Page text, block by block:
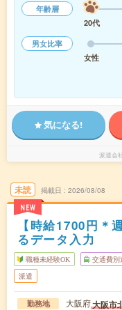
年齢層
20代
男女比率
女性
気になる!
派遣会社
未読
NEW
掲載日 2026/08/08
【時給1700円＊
るデータ入力
職種未経験OK 交通費別
派遣
勤務地 大阪府大阪市